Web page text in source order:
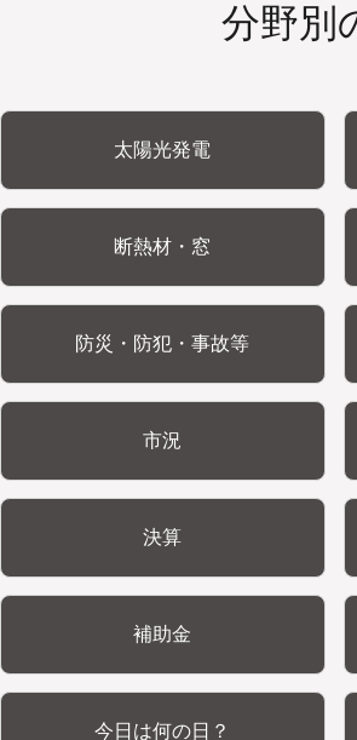
分野別
太陽光発電
断熱材・窓
防災・防犯・事故等
市況
決算
補助金
今日は何の日？